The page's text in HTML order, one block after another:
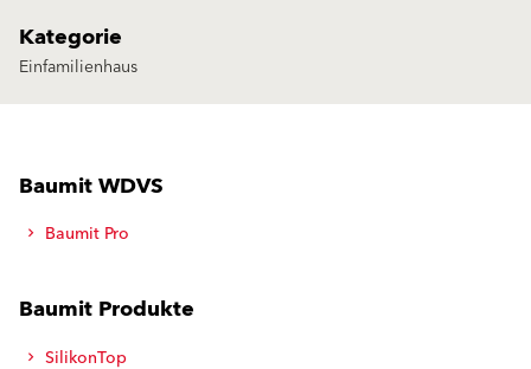
Baumit WDVS
Baumit Pro
Baumit Produkte
SilikonTop
Kategorie
Einfamilienhaus